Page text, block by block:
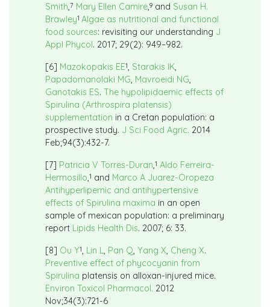
Smith,7 Mary Ellen Camire,9 and Susan H.
Brawley1 Algae as nutritional and functional
food sources: revisiting our understanding J
Appl Phycol. 2017; 29(2): 949–982.
[6] Mazokopakis EE1, Starakis IK,
Papadomanolaki MG, Mavroeidi NG,
Ganotakis ES. The hypolipidaemic effects of
Spirulina (Arthrospira platensis)
supplementation in a Cretan population: a
prospective study. J Sci Food Agric. 2014
Feb;94(3):432-7.
[7] Patricia V Torres-Duran,1 Aldo Ferreira-
Hermosillo,1 and Marco A Juarez-Oropeza
Antihyperlipemic and antihypertensive
effects of Spirulina maxima in an open
sample of mexican population: a preliminary
report Lipids Health Dis. 2007; 6: 33.
[8] Ou Y1, Lin L, Pan Q, Yang X, Cheng X.
Preventive effect of phycocyanin from
Spirulina platensis on alloxan-injured mice.
Environ Toxicol Pharmacol. 2012
Nov;34(3):721-6